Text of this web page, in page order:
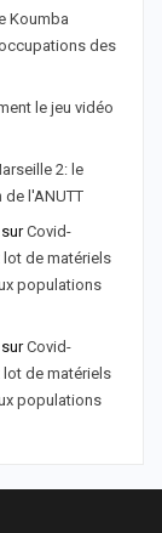
Koumba
des
le jeu vidéo
2: le
l'ANUTT
surCovid-
lot de matériels
populations
surCovid-
lot de matériels
populations